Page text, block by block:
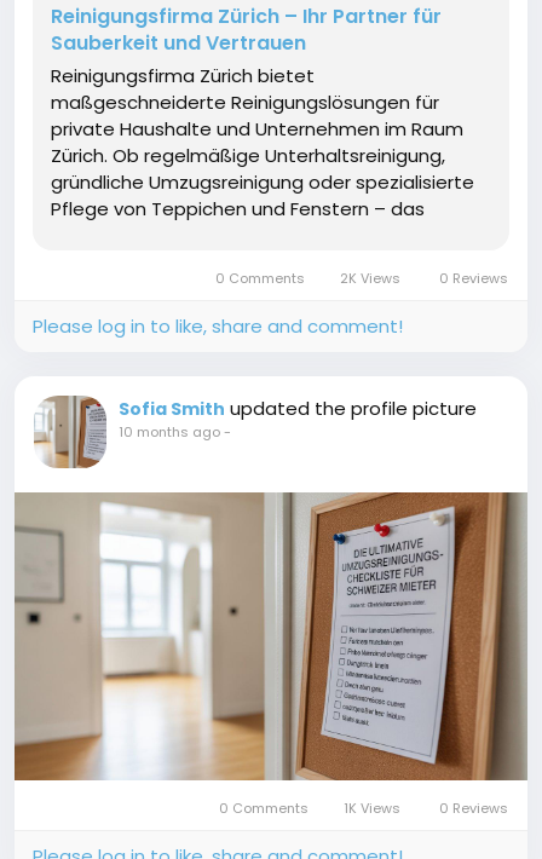
Reinigungsfirma Zürich – Ihr Partner für
Sauberkeit und Vertrauen
Reinigungsfirma Zürich bietet
maßgeschneiderte Reinigungslösungen für
private Haushalte und Unternehmen im Raum
Zürich. Ob regelmäßige Unterhaltsreinigung,
gründliche Umzugsreinigung oder spezialisierte
Pflege von Teppichen und Fenstern – das
Umweltfreundliche...0 Comments 2K Views 0 Reviews
Please log in to like, share and comment!
Sofia Smith updated the profile picture
10 months ago-
0 Comments 1K Views 0 Reviews